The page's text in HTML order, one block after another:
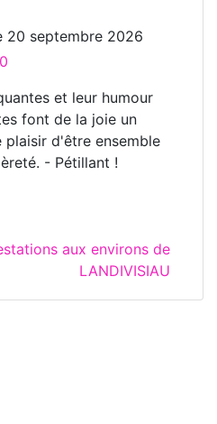
20 septembre 2026
et leur humour
font de la joie un
d'être ensemble
- Pétillant !
aux environs de
LANDIVISIAU